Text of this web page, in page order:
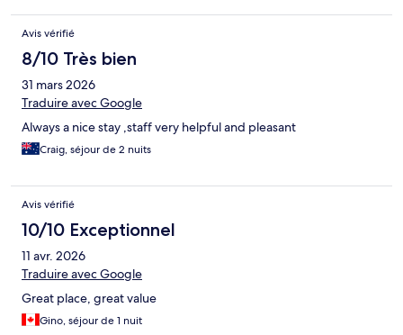
Avis vérifié
8/10 Très bien
31 mars 2026
Traduire avec Google
Always a nice stay ,staff very helpful and pleasant
Craig, séjour de 2 nuits
Avis vérifié
10/10 Exceptionnel
11 avr. 2026
Traduire avec Google
Great place, great value
Gino, séjour de 1 nuit